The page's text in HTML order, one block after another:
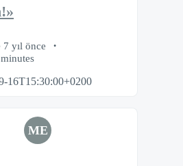
7 yıl önce
16T15:30:00+0200
ME